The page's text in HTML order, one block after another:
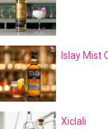
Islay Mist
Xiclali